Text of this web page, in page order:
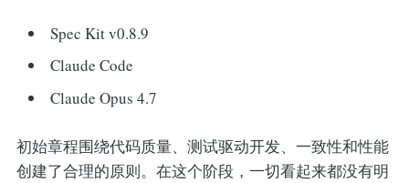
Spec Kit v0.8.9
Claude Code
Claude Opus 4.7
初始章程围绕代码质量、测试驱动开发、一致性和性能
创建了合理的原则。在这个阶段，一切看起来都没有明